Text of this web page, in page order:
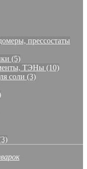
прессостаты
(5)
ТЭНы (10)
соли (3)